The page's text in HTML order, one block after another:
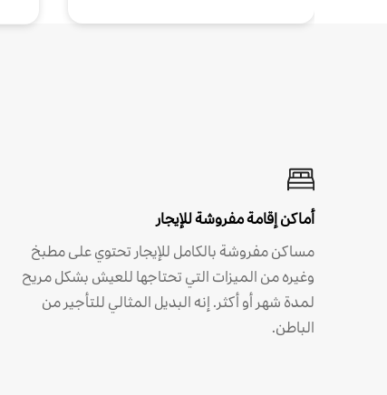
أماكن إقامة مفروشة للإيجار
مساكن مفروشة بالكامل للإيجار تحتوي على مطبخ
وغيره من الميزات التي تحتاجها للعيش بشكل مريح
لمدة شهر أو أكثر. إنه البديل المثالي للتأجير من
الباطن.